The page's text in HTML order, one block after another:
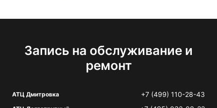
Запись на обслуживание и
ремонт
АТЦ Дмитровка +7 (499) 110-28-43